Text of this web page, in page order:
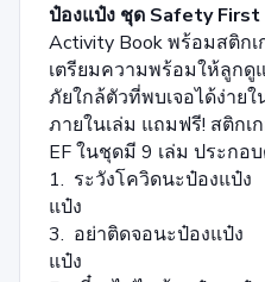
ป๋องแป๋ง ชุด Safety First
Activity Book พร้อมสติก
เตรียมความพร้อมให้ลูกดู
ภัยใกล้ตัวที่พบเจอได้ง่าย
ภายในเล่ม แถมฟรี! สติกเ
EF ในชุดมี 9 เล่ม ประกอ
1. ระวังโควิดนะป๋องแ
แป๋ง
3. อย่าติดจอนะป๋องแป๋
แป๋ง